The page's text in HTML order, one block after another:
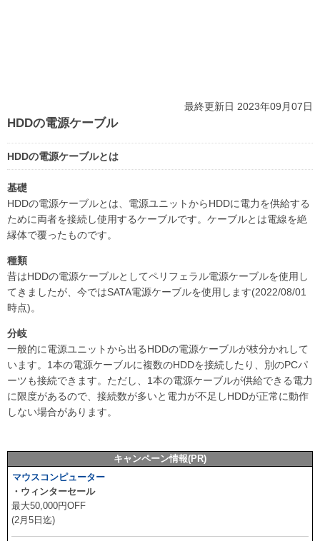
最終更新日 2023年09月07日
HDDの電源ケーブル
HDDの電源ケーブルとは
基礎
HDDの電源ケーブルとは、電源ユニットからHDDに電力を供給する
ために両者を接続し使用するケーブルです。ケーブルとは電線を絶
縁体で覆ったものです。
種類
昔はHDDの電源ケーブルとしてペリフェラル電源ケーブルを使用し
てきましたが、今ではSATA電源ケーブルを使用します(2022/08/01
時点)。
分岐
一般的に電源ユニットから出るHDDの電源ケーブルが枝分かれして
います。1本の電源ケーブルに複数のHDDを接続したり、別のPCパ
ーツも接続できます。ただし、1本の電源ケーブルが供給できる電力
に限度があるので、接続数が多いと電力が不足しHDDが正常に動作
しない場合があります。
キャンペーン情報(PR)
マウスコンピューター
・ウィンターセール
最大50,000円OFF
(2月5日迄)